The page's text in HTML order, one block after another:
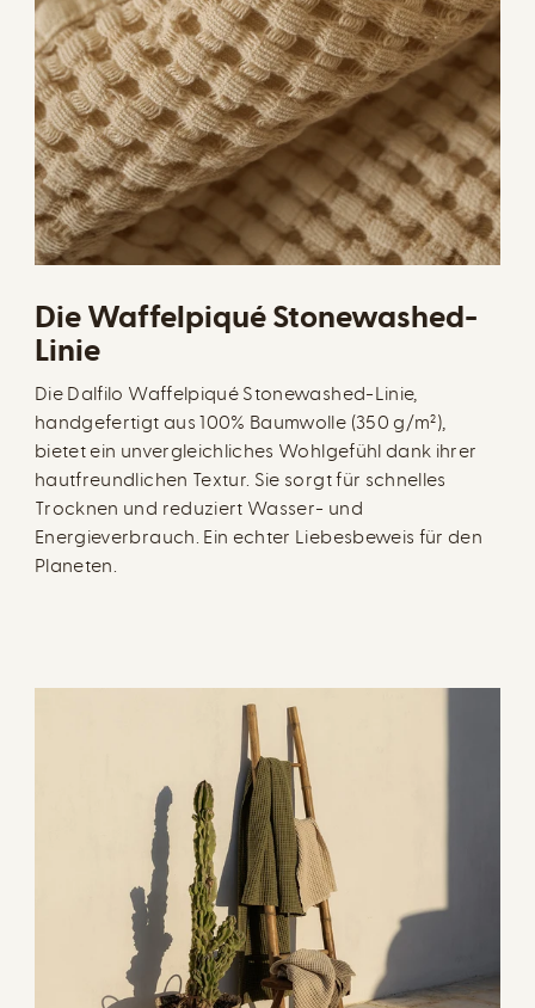
Die Waffelpiqué Stonewashed-
Linie
Die Dalfilo Waffelpiqué Stonewashed-Linie,
handgefertigt aus 100% Baumwolle (350 g/m²),
bietet ein unvergleichliches Wohlgefühl dank ihrer
hautfreundlichen Textur. Sie sorgt für schnelles
Trocknen und reduziert Wasser- und
Energieverbrauch. Ein echter Liebesbeweis für den
Planeten.